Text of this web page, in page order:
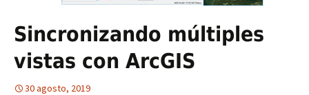
Sincronizando múltiples
vistas con ArcGIS
30 agosto, 2019